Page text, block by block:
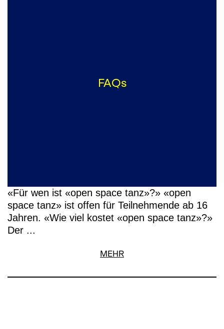
FAQs
«Für wen ist «open space tanz»?» «open
space tanz» ist offen für Teilnehmende ab 16
Jahren. «Wie viel kostet «open space tanz»?»
Der ...
MEHR